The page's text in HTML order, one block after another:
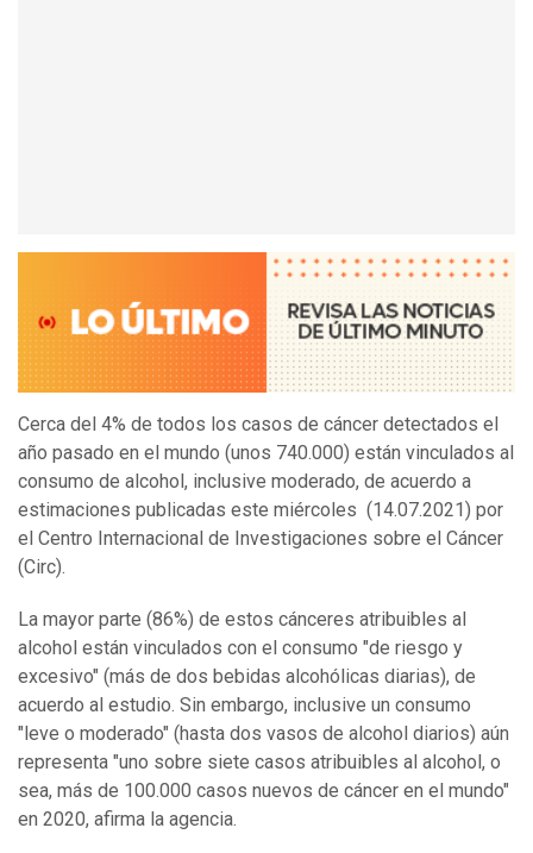
Cerca del 4% de todos los casos de cáncer detectados el
año pasado en el mundo (unos 740.000) están vinculados al
consumo de alcohol, inclusive moderado, de acuerdo a
estimaciones publicadas este miércoles (14.07.2021) por
el Centro Internacional de Investigaciones sobre el Cáncer
(Circ).
La mayor parte (86%) de estos cánceres atribuibles al
alcohol están vinculados con el consumo "de riesgo y
excesivo" (más de dos bebidas alcohólicas diarias), de
acuerdo al estudio. Sin embargo, inclusive un consumo
"leve o moderado" (hasta dos vasos de alcohol diarios) aún
representa "uno sobre siete casos atribuibles al alcohol, o
sea, más de 100.000 casos nuevos de cáncer en el mundo"
en 2020, afirma la agencia.